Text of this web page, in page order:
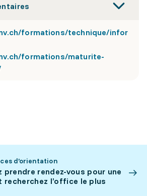
formations/technique/infor
formations/maturite-
d’orientation
prendre rendez-vous pour une
l’office le plus